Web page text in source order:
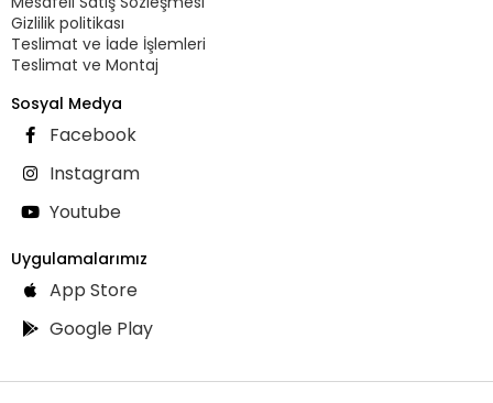
Gizlilik politikası
Teslimat ve İade İşlemleri
Teslimat ve Montaj
Sosyal Medya
Facebook
Instagram
Youtube
Uygulamalarımız
App Store
Google Play